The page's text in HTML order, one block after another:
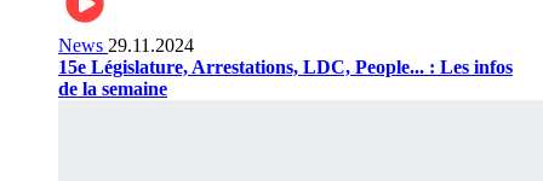
News 29.11.2024
15e Législature, Arrestations, LDC, People... : Les infos
de la semaine